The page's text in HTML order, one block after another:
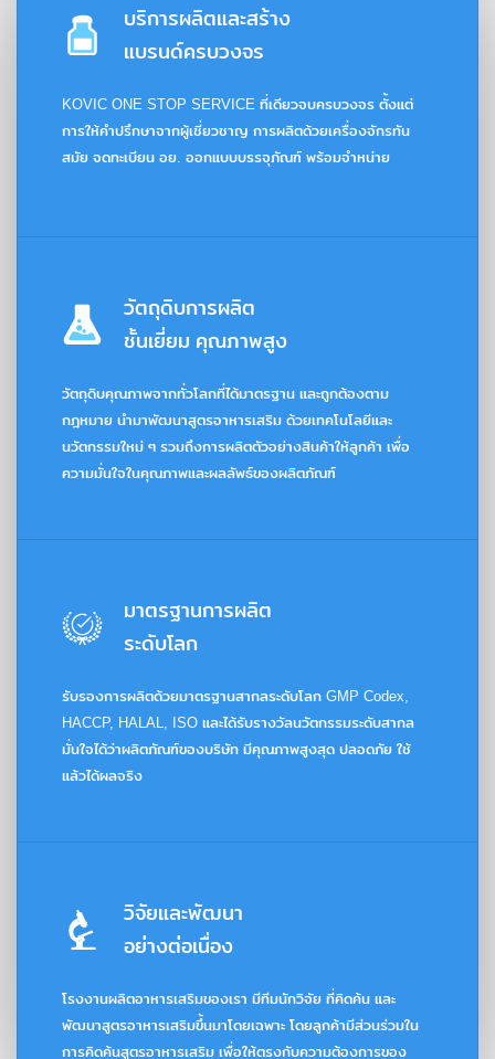
บริการผลิตและสร้าง
แบรนด์ครบวงจร
KOVIC ONE STOP SERVICE ที่เดียวจบครบวงจร ตั้งแต่
การให้คำปรึกษาจากผู้เชี่ยวชาญ การผลิตด้วยเครื่องจักรทัน
สมัย จดทะเบียน อย. ออกแบบบรรจุภัณฑ์ พร้อมจำหน่าย
วัตถุดิบการผลิต
ชั้นเยี่ยม คุณภาพสูง
วัตถุดิบคุณภาพจากทั่วโลกที่ได้มาตรฐาน และถูกต้องตาม
กฎหมาย นำมาพัฒนาสูตรอาหารเสริม ด้วยเทคโนโลยีและ
นวัตกรรมใหม่ ๆ รวมถึงการผลิตตัวอย่างสินค้าให้ลูกค้า เพื่อ
ความมั่นใจในคุณภาพและผลลัพธ์ของผลิตภัณฑ์
มาตรฐานการผลิต
ระดับโลก
รับรองการผลิตด้วยมาตรฐานสากลระดับโลก GMP Codex,
HACCP, HALAL, ISO และได้รับรางวัลนวัตกรรมระดับสากล
มั่นใจได้ว่าผลิตภัณฑ์ของบริษัท มีคุณภาพสูงสุด ปลอดภัย ใช้
แล้วได้ผลจริง
วิจัยและพัฒนา
อย่างต่อเนื่อง
โรงงานผลิตอาหารเสริมของเรา มีทีมนักวิจัย ที่คิดค้น และ
พัฒนาสูตรอาหารเสริมขึ้นมาโดยเฉพาะ โดยลูกค้ามีส่วนร่วมใน
การคิดค้นสูตรอาหารเสริม เพื่อให้ตรงกับความต้องการของ